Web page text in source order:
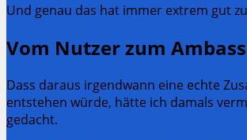
Und genau das hat immer extrem gut
Vom Nutzer zum
Dass daraus irgendwann eine echte
entstehen würde, hätte ich damals
gedacht.